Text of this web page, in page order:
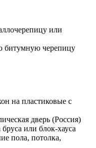
или
битумную черепицу
на пластиковые с
дверь (Россия)
или блок-хауса
пола, потолка,